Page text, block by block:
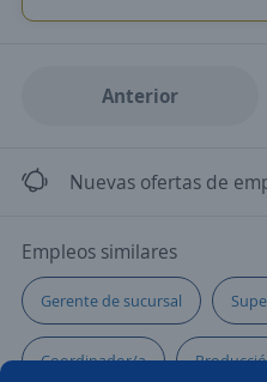
Anterior
Nuevas ofertas de
Empleos similares
Gerente de sucursal
Coordinador/a